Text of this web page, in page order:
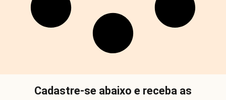
Cadastre-se abaixo e receba as